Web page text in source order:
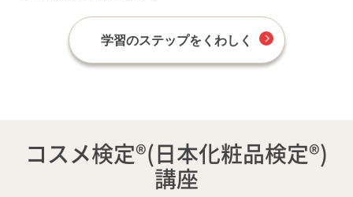
学習のステップをくわしく
コスメ検定®(日本化粧品検定®)
講座